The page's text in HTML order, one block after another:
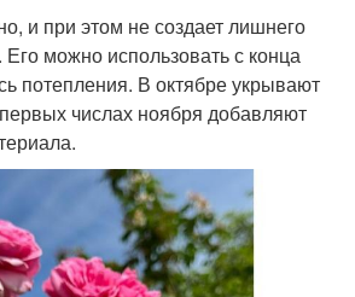
и при этом не создает лишнего
Его можно использовать с конца
потепления. В октябре укрывают
числах ноября добавляют